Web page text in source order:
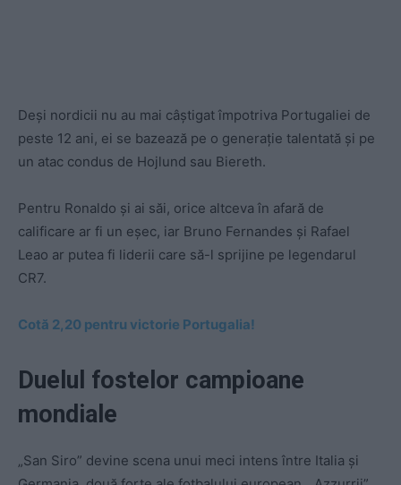
Deși nordicii nu au mai câștigat împotriva Portugaliei de
peste 12 ani, ei se bazează pe o generație talentată și pe
un atac condus de Hojlund sau Biereth.
Pentru Ronaldo și ai săi, orice altceva în afară de
calificare ar fi un eșec, iar Bruno Fernandes și Rafael
Leao ar putea fi liderii care să-l sprijine pe legendarul
CR7.
Cotă 2,20 pentru victorie Portugalia!
Duelul fostelor campioane
mondiale
„San Siro” devine scena unui meci intens între Italia și